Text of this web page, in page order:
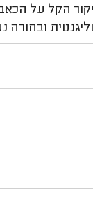
הקל על
ובחורה